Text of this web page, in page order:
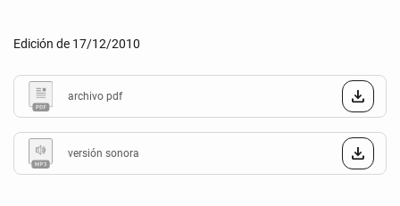
Edición de 17/12/2010
archivo pdf
versión sonora